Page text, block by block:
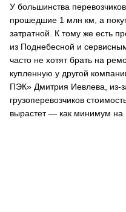
У большинства
прошедшие 1 млн км, а
затратной. К тому же есть
из Поднебесной и
часто не хотят брать на
купленную у другой
ПЭК» Дмитрия Иевлева, из-
грузоперевозчиков
вырастет — как минимум на